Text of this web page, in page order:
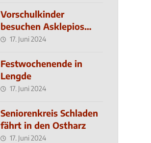
Vorschulkinder
besuchen Asklepios
Klinik
17. Juni 2024
Festwochenende in
Lengde
17. Juni 2024
Seniorenkreis Schladen
fährt in den Ostharz
17. Juni 2024